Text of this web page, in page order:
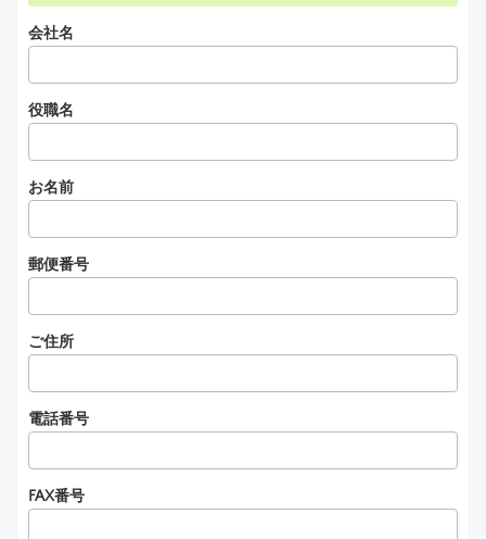
会社名
役職名
お名前
郵便番号
ご住所
電話番号
FAX番号